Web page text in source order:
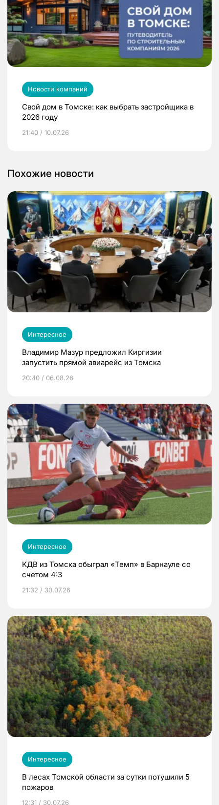
Новости компаний
Свой дом в Томске: как выбрать застройщика в
2026 году
21:40 / 10.07.26
Похожие новости
Интересное
Владимир Мазур предложил Киргизии
запустить прямой авиарейс из Томска
20:40 / 06.08.26
Интересное
КДВ из Томска обыграл «Темп» в Барнауле со
счетом 4:3
21:32 / 30.07.26
Интересное
В лесах Томской области за сутки потушили 5
пожаров
12:31 / 30.07.26